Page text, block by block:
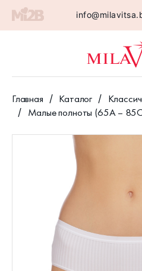
Главная Каталог
Малые полноты (65А –